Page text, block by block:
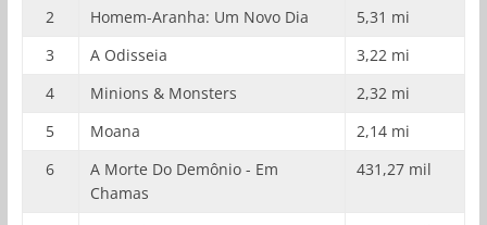
2
Homem-Aranha: Um Novo Dia
5,31 mi
3
A Odisseia
3,22 mi
4
Minions & Monsters
2,32 mi
5
Moana
2,14 mi
6
A Morte Do Demônio - Em
Chamas
431,27 mil